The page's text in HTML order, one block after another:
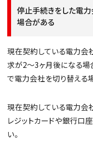
停止手続きをした電
場合がある
現在契約している電力会
求が2～3ヶ月後になる場
で電力会社を切り替える
現在契約している電力会
レジットカードや銀行口
い。